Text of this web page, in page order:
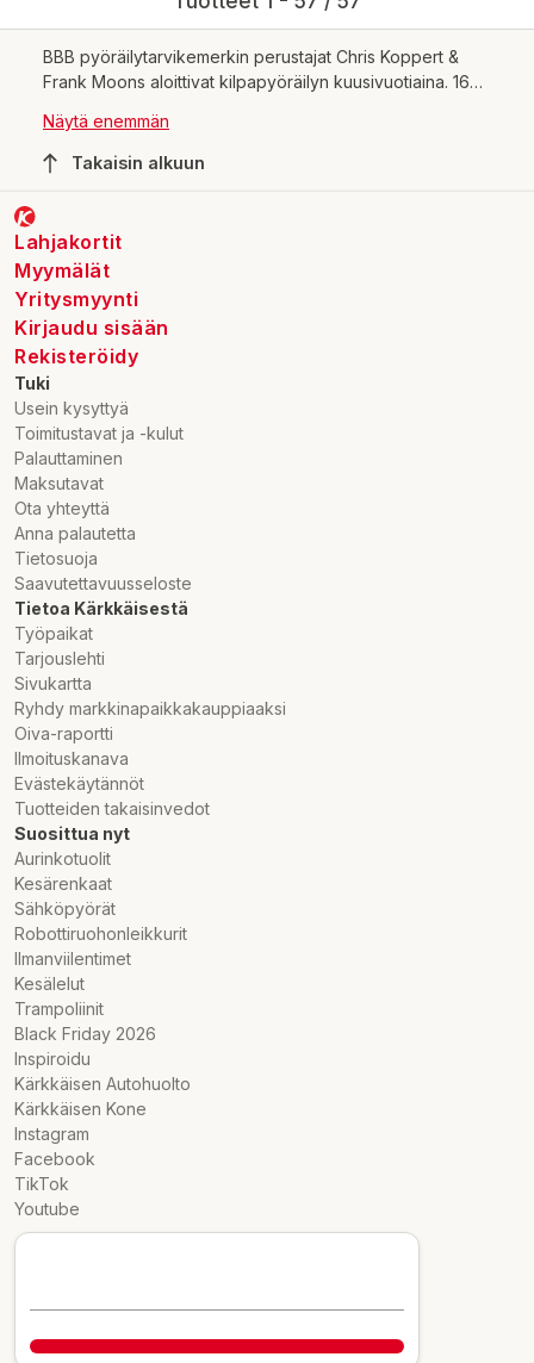
BBB pyöräilytarvikemerkin perustajat Chris Koppert &
Frank Moons aloittivat kilpapyöräilyn kuusivuotiaina. 16
kansallisia kilpailuja ja ajoivat parhaimmillaan
maajoukkueessa. Vuonna 1985 he lopettivat
Näytä enemmän
Takaisin alkuun
Lahjakortit
Myymälät
Yritysmyynti
Kirjaudu sisään
Rekisteröidy
Tuki
Usein kysyttyä
Toimitustavat ja -kulut
Palauttaminen
Maksutavat
Ota yhteyttä
Anna palautetta
Tietosuoja
Saavutettavuusseloste
Tietoa Kärkkäisestä
Työpaikat
Tarjouslehti
Sivukartta
Ryhdy markkinapaikkakauppiaaksi
Oiva-raportti
Ilmoituskanava
Evästekäytännöt
Tuotteiden takaisinvedot
Suosittua nyt
Aurinkotuolit
Kesärenkaat
Sähköpyörät
Robottiruohonleikkurit
Ilmanviilentimet
Kesälelut
Trampoliinit
Black Friday 2026
Inspiroidu
Kärkkäisen Autohuolto
Kärkkäisen Kone
Instagram
Facebook
TikTok
Youtube